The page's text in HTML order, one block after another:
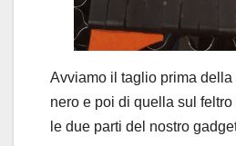
Avviamo il taglio prima
nero e poi di quella sul
le due parti del nostro